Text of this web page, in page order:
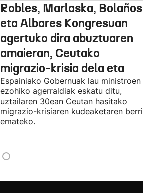
Robles, Marlaska, Bolaños
eta Albares Kongresuan
agertuko dira abuztuaren
amaieran, Ceutako
migrazio-krisia dela eta
Espainiako Gobernuak lau ministroen
ezohiko agerraldiak eskatu ditu,
uztailaren 30ean Ceutan hasitako
migrazio-krisiaren kudeaketaren berri
emateko.